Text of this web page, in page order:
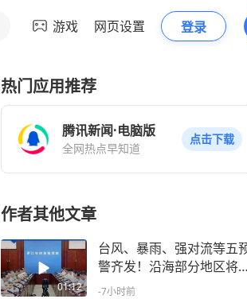
游戏 网页设置 登录
热门应用推荐
腾讯新闻·电脑版
全网热点早知道
点击下载
作者其他文章
01:12
台风、暴雨、强对流等五
警齐发！沿海部分地区将有
特大暴雨，浙江省委书记王
-7小时前